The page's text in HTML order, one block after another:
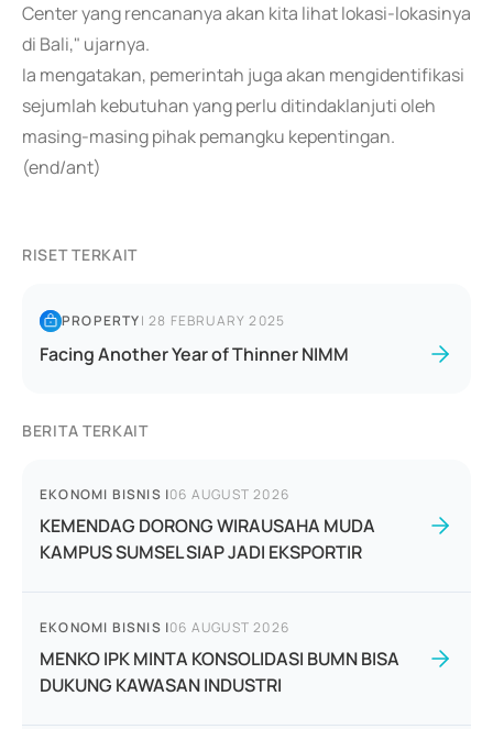
Center yang rencananya akan kita lihat lokasi-lokasinya
di Bali," ujarnya.
Ia mengatakan, pemerintah juga akan mengidentifikasi
sejumlah kebutuhan yang perlu ditindaklanjuti oleh
masing-masing pihak pemangku kepentingan.
(end/ant)
RISET TERKAIT
PROPERTY|28 FEBRUARY 2025
Facing Another Year of Thinner NIMM
BERITA TERKAIT
EKONOMI BISNIS |06 AUGUST 2026
KEMENDAG DORONG WIRAUSAHA MUDA
KAMPUS SUMSEL SIAP JADI EKSPORTIR
EKONOMI BISNIS |06 AUGUST 2026
MENKO IPK MINTA KONSOLIDASI BUMN BISA
DUKUNG KAWASAN INDUSTRI